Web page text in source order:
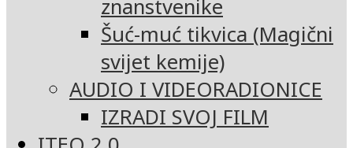
znanstvenike
Šuć-muć tikvica (Magični
svijet kemije)
AUDIO I VIDEORADIONICE
IZRADI SVOJ FILM